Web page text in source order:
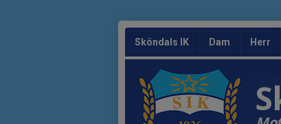
Sköndals IK Dam Herr